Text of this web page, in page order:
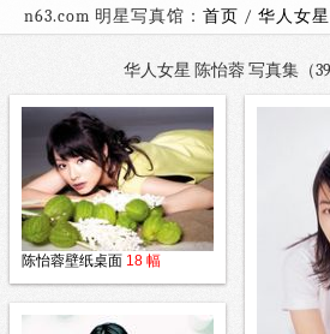
n63.com 明星写真馆： 首页 / 华人女星
华人女星 陈怡蓉 写真集（
陈怡蓉壁纸桌面 18 幅